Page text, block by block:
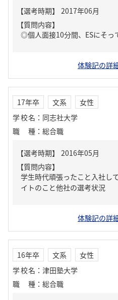
【質問内容】
◎個人面接10分間、ESにそっ
体験記の詳
17年卒 文系
女性
学校名 ： 同志社大学
職種 ： 総合職
【質問内容】
学生時代頑張ったこと入社し
イトのこと他社の選考状況
体験記の詳
16年卒 文系
女性
学校名 ： 津田塾大学
職種 ： 総合職